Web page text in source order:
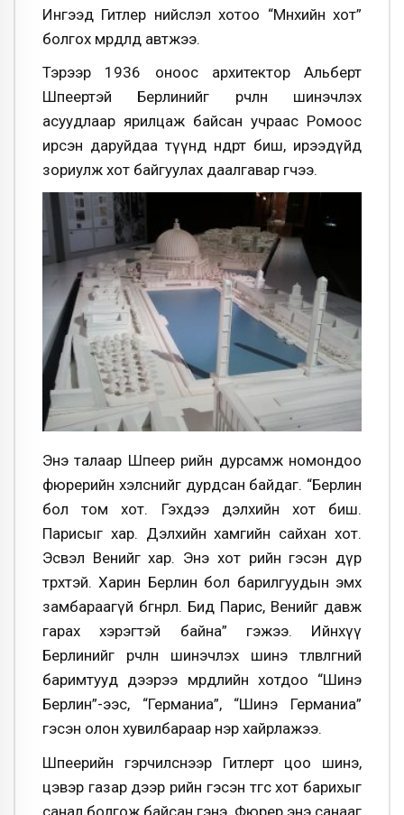
Ингээд Гитлер нийслэл хотоо “Мөнхийн хот”
болгох мөрөөдөлд автжээ.
Тэрээр 1936 оноос архитектор Альберт
Шпеертэй Берлинийг өөрчлөн шинэчлэх
асуудлаар ярилцаж байсан учраас Ромоос
ирсэн даруйдаа түүнд өнөөдөрт биш, ирээдүйд
зориулж хот байгуулах даалгавар өгчээ.
Энэ талаар Шпеер өөрийн дурсамж номондоо
фюрерийн хэлснийг дурдсан байдаг. “Берлин
бол том хот. Гэхдээ дэлхийн хот биш.
Парисыг хар. Дэлхийн хамгийн сайхан хот.
Эсвэл Венийг хар. Энэ хот өөрийн гэсэн дүр
төрхтэй. Харин Берлин бол барилгуудын эмх
замбараагүй бөөгнөрөл. Бид Парис, Венийг давж
гарах хэрэгтэй байна” гэжээ. Ийнхүү
Берлинийг өөрчлөн шинэчлэх шинэ төлөвлөгөөний
баримтууд дээрээ мөрөөдлийн хотдоо “Шинэ
Берлин”-ээс, “Германиа”, “Шинэ Германиа”
гэсэн олон хувилбараар нэр хайрлажээ.
Шпеерийн гэрчилснээр Гитлерт цоо шинэ,
цэвэр газар дээр өөрийн гэсэн төгс хот барихыг
санал болгож байсан гэнэ. Фюрер энэ санааг